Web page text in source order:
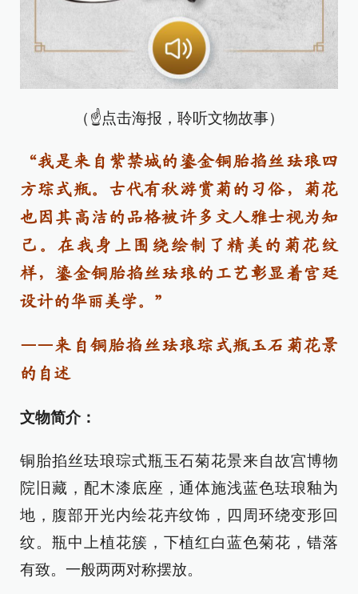
（☝点击海报，聆听文物故事）
“我是来自紫禁城的鎏金铜胎掐丝珐琅四
方琮式瓶。古代有秋游赏菊的习俗，菊花
也因其高洁的品格被许多文人雅士视为知
己。在我身上围绕绘制了精美的菊花纹
样，鎏金铜胎掐丝珐琅的工艺彰显着宫廷
设计的华丽美学。”
——来自铜胎掐丝珐琅琮式瓶玉石菊花景
的自述
文物简介：
铜胎掐丝珐琅琮式瓶玉石菊花景来自故宫博物
院旧藏，配木漆底座，通体施浅蓝色珐琅釉为
地，腹部开光内绘花卉纹饰，四周环绕变形回
纹。瓶中上植花簇，下植红白蓝色菊花，错落
有致。一般两两对称摆放。